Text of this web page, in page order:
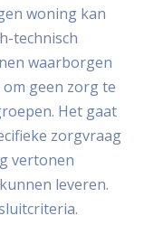
woning kan
technisch
waarborgen
geen zorg te
Het gaat
zorgvraag
vertonen
leveren.